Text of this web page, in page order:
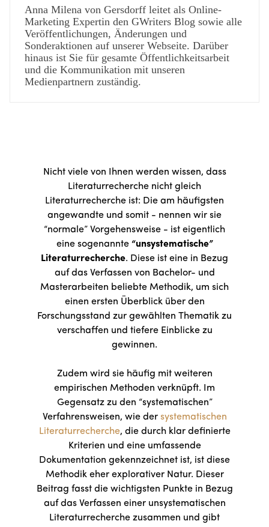
Anna Milena von Gersdorff leitet als Online-
Marketing Expertin den GWriters Blog sowie alle
Veröffentlichungen, Änderungen und
Sonderaktionen auf unserer Webseite. Darüber
hinaus ist Sie für gesamte Öffentlichkeitsarbeit
und die Kommunikation mit unseren
Medienpartnern zuständig.
Nicht viele von Ihnen werden wissen, dass
Literaturrecherche nicht gleich
Literaturrecherche ist: Die am häufigsten
angewandte und somit - nennen wir sie
“normale” Vorgehensweise - ist eigentlich
eine sogenannte “unsystematische”
Literaturrecherche. Diese ist eine in Bezug
auf das Verfassen von Bachelor- und
Masterarbeiten beliebte Methodik, um sich
einen ersten Überblick über den
Forschungsstand zur gewählten Thematik zu
verschaffen und tiefere Einblicke zu
gewinnen.
Zudem wird sie häufig mit weiteren
empirischen Methoden verknüpft. Im
Gegensatz zu den “systematischen”
Verfahrensweisen, wie der systematischen
Literaturrecherche, die durch klar definierte
Kriterien und eine umfassende
Dokumentation gekennzeichnet ist, ist diese
Methodik eher explorativer Natur. Dieser
Beitrag fasst die wichtigsten Punkte in Bezug
auf das Verfassen einer unsystematischen
Literaturrecherche zusammen und gibt